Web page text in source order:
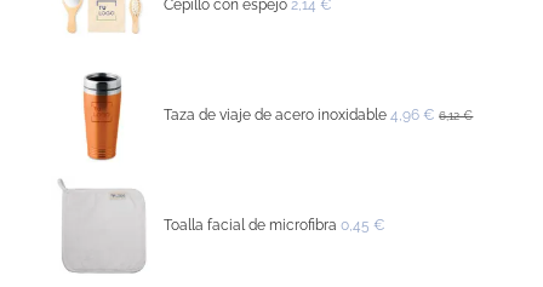
Cepillo con espejo 2,14 €
Taza de viaje de acero inoxidable 4,96 € 6,12 €
Toalla facial de microfibra 0,45 €